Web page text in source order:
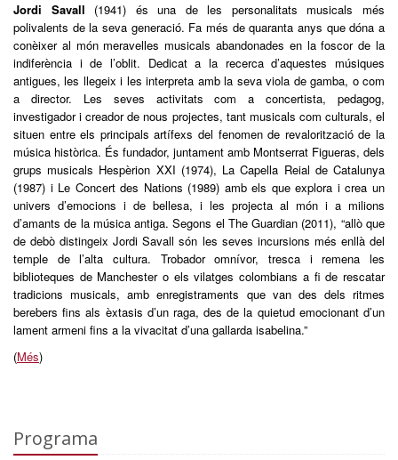
Jordi Savall (1941) és una de les personalitats musicals més
polivalents de la seva generació. Fa més de quaranta anys que dóna a
conèixer al món meravelles musicals abandonades en la foscor de la
indiferència i de l’oblit. Dedicat a la recerca d’aquestes músiques
antigues, les llegeix i les interpreta amb la seva viola de gamba, o com
a director. Les seves activitats com a concertista, pedagog,
investigador i creador de nous projectes, tant musicals com culturals, el
situen entre els principals artífexs del fenomen de revalorització de la
música històrica. És fundador, juntament amb Montserrat Figueras, dels
grups musicals Hespèrion XXI (1974), La Capella Reial de Catalunya
(1987) i Le Concert des Nations (1989) amb els que explora i crea un
univers d’emocions i de bellesa, i les projecta al món i a milions
d’amants de la música antiga. Segons el The Guardian (2011), “allò que
de debò distingeix Jordi Savall són les seves incursions més enllà del
temple de l’alta cultura. Trobador omnívor, tresca i remena les
biblioteques de Manchester o els vilatges colombians a fi de rescatar
tradicions musicals, amb enregistraments que van des dels ritmes
berebers fins als èxtasis d’un raga, des de la quietud emocionant d’un
lament armeni fins a la vivacitat d’una gallarda isabelina.”
(Més)
Programa